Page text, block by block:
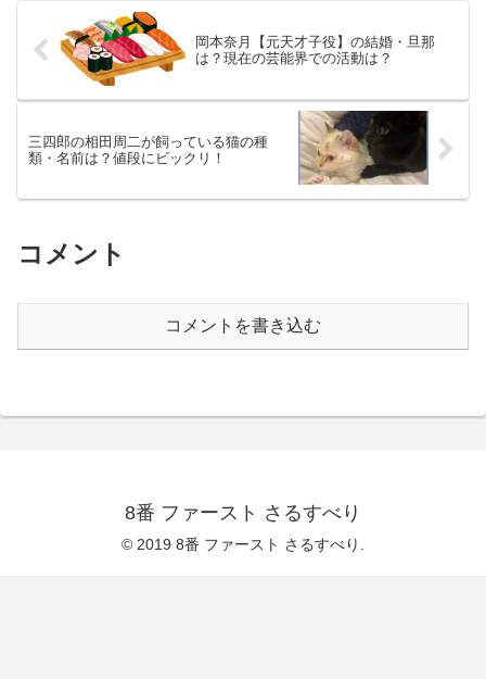
岡本奈月【元天才子役】の結婚・旦那
は？現在の芸能界での活動は？
三四郎の相田周二が飼っている猫の種
類・名前は？値段にビックリ！
コメント
コメントを書き込む
8番 ファースト さるすべり
© 2019 8番 ファースト さるすべり.